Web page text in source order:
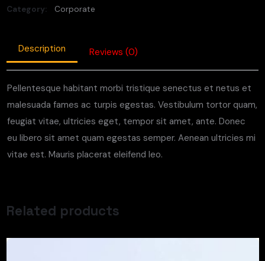
Category:
Corporate
Description Reviews (0)
Pellentesque habitant morbi tristique senectus et netus et
malesuada fames ac turpis egestas. Vestibulum tortor quam,
feugiat vitae, ultricies eget, tempor sit amet, ante. Donec
eu libero sit amet quam egestas semper. Aenean ultricies mi
vitae est. Mauris placerat eleifend leo.
Related products